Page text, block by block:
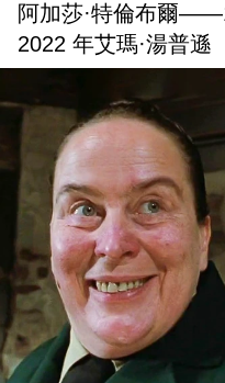
阿加莎·特倫布爾
2022 年艾瑪·湯普遜